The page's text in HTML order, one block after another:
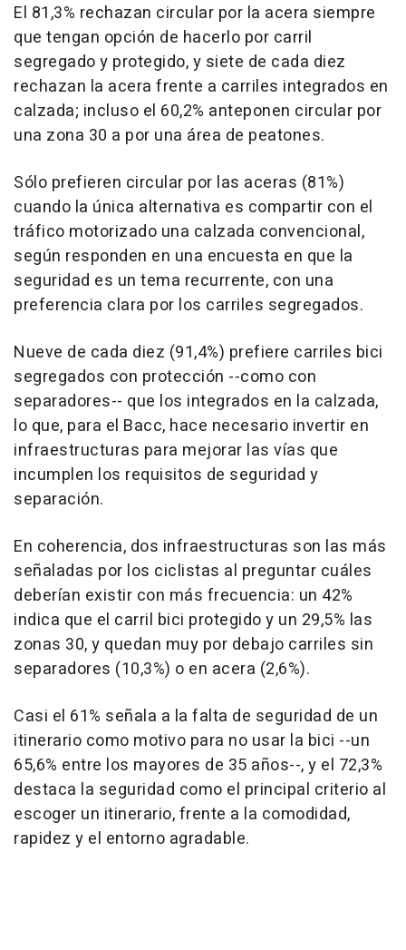
El 81,3% rechazan circular por la acera siempre
que tengan opción de hacerlo por carril
segregado y protegido, y siete de cada diez
rechazan la acera frente a carriles integrados en
calzada; incluso el 60,2% anteponen circular por
una zona 30 a por una área de peatones.
Sólo prefieren circular por las aceras (81%)
cuando la única alternativa es compartir con el
tráfico motorizado una calzada convencional,
según responden en una encuesta en que la
seguridad es un tema recurrente, con una
preferencia clara por los carriles segregados.
Nueve de cada diez (91,4%) prefiere carriles bici
segregados con protección --como con
separadores-- que los integrados en la calzada,
lo que, para el Bacc, hace necesario invertir en
infraestructuras para mejorar las vías que
incumplen los requisitos de seguridad y
separación.
En coherencia, dos infraestructuras son las más
señaladas por los ciclistas al preguntar cuáles
deberían existir con más frecuencia: un 42%
indica que el carril bici protegido y un 29,5% las
zonas 30, y quedan muy por debajo carriles sin
separadores (10,3%) o en acera (2,6%).
Casi el 61% señala a la falta de seguridad de un
itinerario como motivo para no usar la bici --un
65,6% entre los mayores de 35 años--, y el 72,3%
destaca la seguridad como el principal criterio al
escoger un itinerario, frente a la comodidad,
rapidez y el entorno agradable.